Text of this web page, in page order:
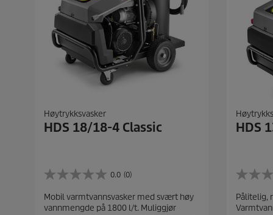
Høytrykksvasker
HDS 18/18-4 Classic
0.0 (0)
0
0
a
Mobil varmtvannsvasker med svært høy
vannmengde på 1800 l/t. Muliggjør
HDS
0
0
a
Pålitelig,